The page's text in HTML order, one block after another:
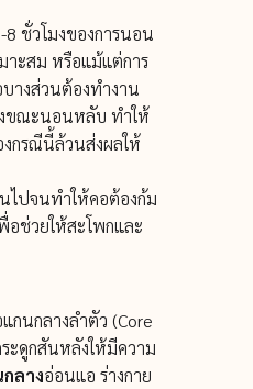
8 ชั่วโมงของการนอน
าะสม หรือแม้แต่การ
างส่วนต้องทำงาน
ขณะนอนหลับ ทำให้
งกรณีนี้ล้วนส่งผลให้
ไปจนทำให้คอต้องก้ม
อช่วยให้สะโพกและ
นกลางลำตัว (Core
ะดูกสันหลังให้มีความ
ลางอ่อนแอ ร่างกาย